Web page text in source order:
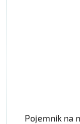
Pojemnik na